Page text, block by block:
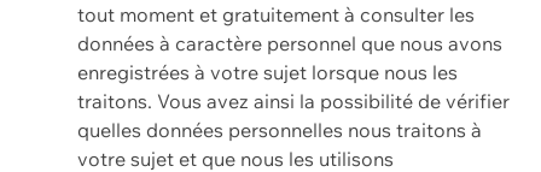
tout moment et gratuitement à consulter les
données à caractère personnel que nous avons
enregistrées à votre sujet lorsque nous les
traitons. Vous avez ainsi la possibilité de vérifier
quelles données personnelles nous traitons à
votre sujet et que nous les utilisons